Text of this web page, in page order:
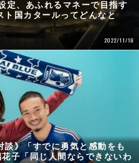
定、あふれるマネーで目指す
国カタールってどんなと
2022/11/18
談》「すでに勇気と感動をも
子「同じ人間ならできないわ